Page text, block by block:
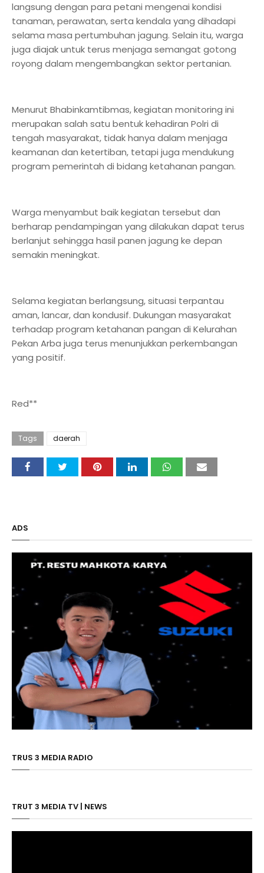
langsung dengan para petani mengenai kondisi
tanaman, perawatan, serta kendala yang dihadapi
selama masa pertumbuhan jagung. Selain itu, warga
juga diajak untuk terus menjaga semangat gotong
royong dalam mengembangkan sektor pertanian.
Menurut Bhabinkamtibmas, kegiatan monitoring ini
merupakan salah satu bentuk kehadiran Polri di
tengah masyarakat, tidak hanya dalam menjaga
keamanan dan ketertiban, tetapi juga mendukung
program pemerintah di bidang ketahanan pangan.
Warga menyambut baik kegiatan tersebut dan
berharap pendampingan yang dilakukan dapat terus
berlanjut sehingga hasil panen jagung ke depan
semakin meningkat.
Selama kegiatan berlangsung, situasi terpantau
aman, lancar, dan kondusif. Dukungan masyarakat
terhadap program ketahanan pangan di Kelurahan
Pekan Arba juga terus menunjukkan perkembangan
yang positif.
Red**
Tags daerah
ADS
TRUS 3 MEDIA RADIO
TRUT 3 MEDIA TV | NEWS